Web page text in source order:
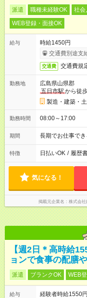
派遣 職種未経験OK 社会
WEB登録・面接OK
給与
時給1450円
交通費別途支
交通費 交通費規
勤務地
広島県山県郡
五日市駅から徒
製造・建築・
勤務時間 08:00～17:00
期間 長期でお仕事でき
特徴 日払いOK / 履歴
気になる！
掲載元企業名 株式会
【週2日＊高時給
ョンで食事の配膳
派遣 ブランクOK WEB
給与
経験者時給1550